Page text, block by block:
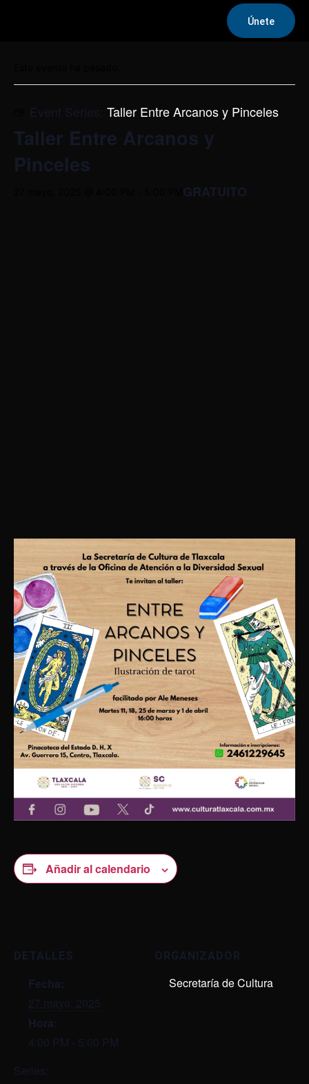
Únete
Event Series: Taller Entre Arcanos y Pinceles
Taller Entre Arcanos y
Pinceles
GRATUITO
Añadir al calendario
DETALLES
Fecha:
27 mayo, 2025
Hora:
4:00 PM - 5:00 PM
Series:
ORGANIZADOR
Secretaría de Cultura